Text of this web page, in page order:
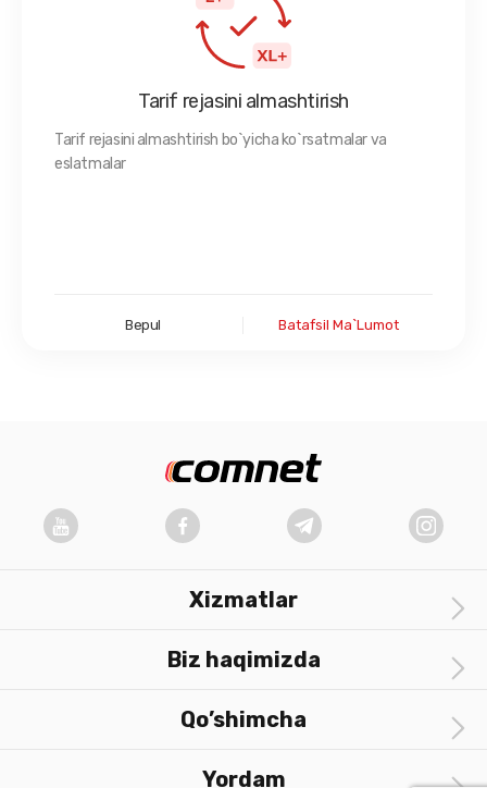
Tarif rejasini almashtirish
Tarif rejasini almashtirish bo`yicha ko`rsatmalar va
eslatmalar
Bepul Batafsil Ma`lumot
Xizmatlar
Biz haqimizda
Qo’shimcha
Yordam